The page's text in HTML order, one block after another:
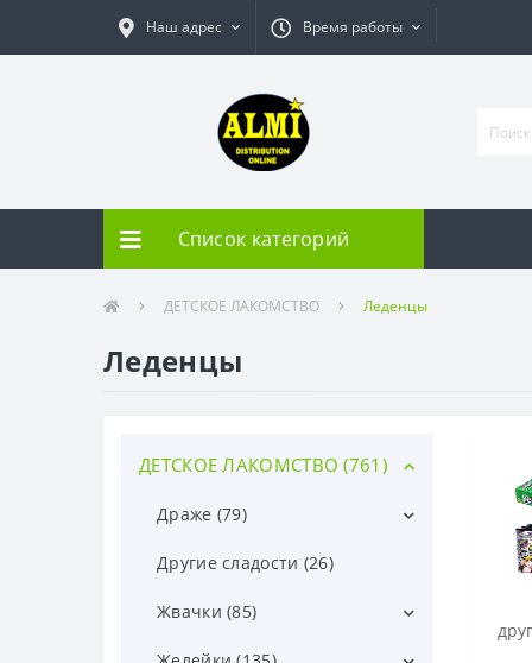
Наш адрес Время работы
Список категорий
ДЕТСКОЕ ЛАКОМСТВО Леденцы
Леденцы
ДЕТСКОЕ ЛАКОМСТВО (761)
Драже (79)
драже витамин С (8)
другое драже (34)
жевательная драже (1)
Другие сладости (26)
Жвачки (85)
love is (7)